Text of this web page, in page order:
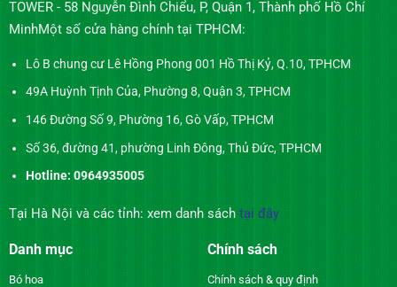
TOWER - 58 Nguyễn Đình Chiểu, P, Quận 1, Thành phố Hồ Chí
MinhMột số cửa hàng chính tại TPHCM:
Lô B chung cư Lê Hồng Phong 001 Hồ Thị Kỷ, Q.10, TPHCM
49A Huỳnh Tịnh Của, Phường 8, Quận 3, TPHCM
146 Đường Số 9, Phường 16, Gò Vấp, TPHCM
Số 36, đường 41, phường Linh Đông, Thủ Đức, TPHCM
Hotline: 0964935005
Tại Hà Nội và các tỉnh: xem danh sách tại đây
Danh mục
Bó hoa
Chính sách
Chính sách & quy định